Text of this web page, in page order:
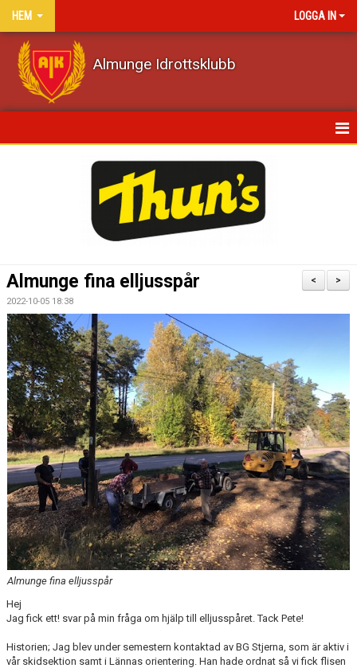
HEM LOGGA IN
Almunge Idrottsklubb
MATCHER
DOKUMENT
KONTAKT
OM KLUBBEN
STARTA ETT LAG
>
<
Almunge fina elljusspår
2022-10-05 18:38
Almunge fina elljusspår
Hej
Jag fick ett! svar på min fråga om hjälp till elljusspåret. Tack Pete!
Historien; Jag blev under semestern kontaktad av BG Stjerna, som är aktiv i
vår skidsektion samt i Lännas orientering. Han hade ordnat så vi fick flisen